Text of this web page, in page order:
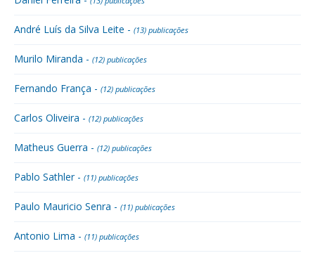
André Luís da Silva Leite - (13) publicações
Murilo Miranda - (12) publicações
Fernando França - (12) publicações
Carlos Oliveira - (12) publicações
Matheus Guerra - (12) publicações
Pablo Sathler - (11) publicações
Paulo Mauricio Senra - (11) publicações
Antonio Lima - (11) publicações